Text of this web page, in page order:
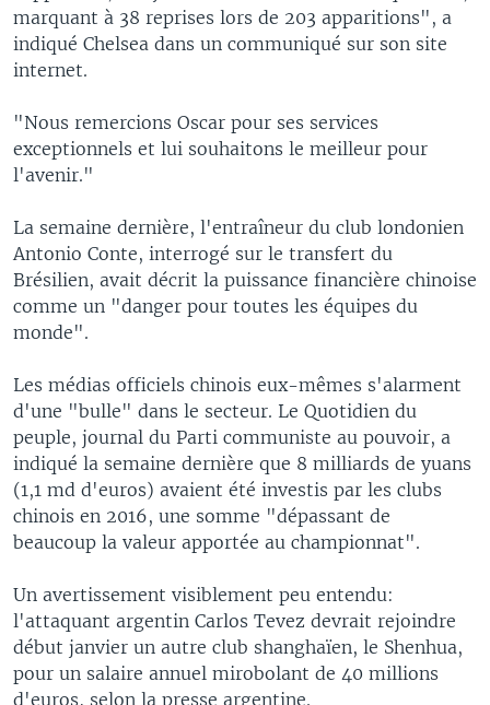
marquant à 38 reprises lors de 203 apparitions", a
indiqué Chelsea dans un communiqué sur son site
internet.
"Nous remercions Oscar pour ses services
exceptionnels et lui souhaitons le meilleur pour
l'avenir."
La semaine dernière, l'entraîneur du club londonien
Antonio Conte, interrogé sur le transfert du
Brésilien, avait décrit la puissance financière chinoise
comme un "danger pour toutes les équipes du
monde".
Les médias officiels chinois eux-mêmes s'alarment
d'une "bulle" dans le secteur. Le Quotidien du
peuple, journal du Parti communiste au pouvoir, a
indiqué la semaine dernière que 8 milliards de yuans
(1,1 md d'euros) avaient été investis par les clubs
chinois en 2016, une somme "dépassant de
beaucoup la valeur apportée au championnat".
Un avertissement visiblement peu entendu:
l'attaquant argentin Carlos Tevez devrait rejoindre
début janvier un autre club shanghaïen, le Shenhua,
pour un salaire annuel mirobolant de 40 millions
d'euros, selon la presse argentine.